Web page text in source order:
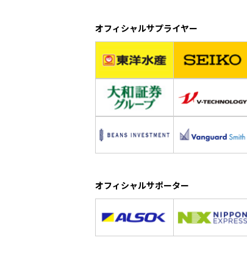
オフィシャルサプライヤー
オフィシャルサポーター